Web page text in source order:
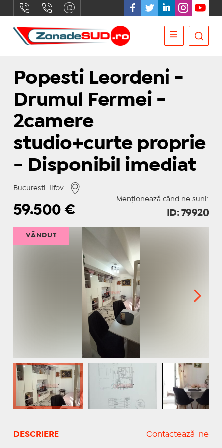
Popesti Leordeni -
Drumul Fermei -
2camere
studio+curte proprie
- Disponibil imediat
Bucuresti-Ilfov -
Menționează când ne suni:
59.500€ ID: 79920
VÂNDUT
DESCRIERE Contactează-ne